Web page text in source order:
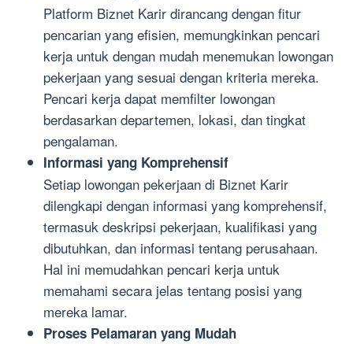
Platform Biznet Karir dirancang dengan fitur
pencarian yang efisien, memungkinkan pencari
kerja untuk dengan mudah menemukan lowongan
pekerjaan yang sesuai dengan kriteria mereka.
Pencari kerja dapat memfilter lowongan
berdasarkan departemen, lokasi, dan tingkat
pengalaman.
Informasi yang Komprehensif
Setiap lowongan pekerjaan di Biznet Karir
dilengkapi dengan informasi yang komprehensif,
termasuk deskripsi pekerjaan, kualifikasi yang
dibutuhkan, dan informasi tentang perusahaan.
Hal ini memudahkan pencari kerja untuk
memahami secara jelas tentang posisi yang
mereka lamar.
Proses Pelamaran yang Mudah